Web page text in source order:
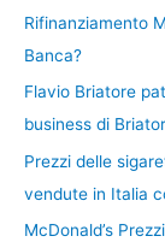
Rifinanziamento
Banca?
Flavio Briatore
business di
Prezzi delle
vendute in Italia
McDonald’s